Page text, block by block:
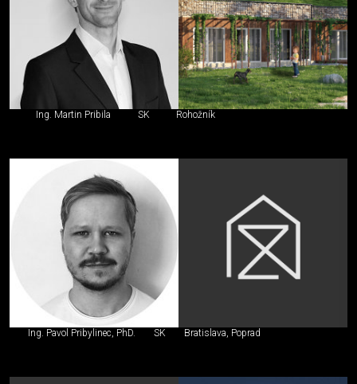
Ing. Martin Pribila SK Rohožník
Ing. Pavol Pribylinec, PhD. SK Bratislava, Poprad